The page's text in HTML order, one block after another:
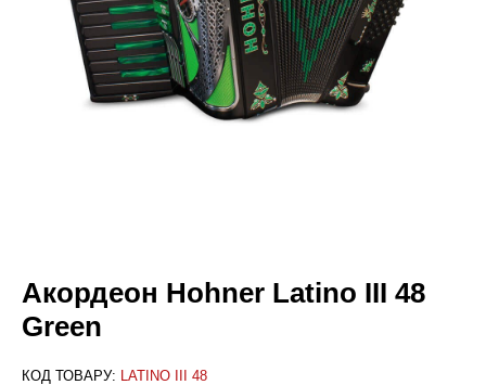
Акордеон Hohner Latino III 48
Green
КОД ТОВАРУ: LATINO III 48